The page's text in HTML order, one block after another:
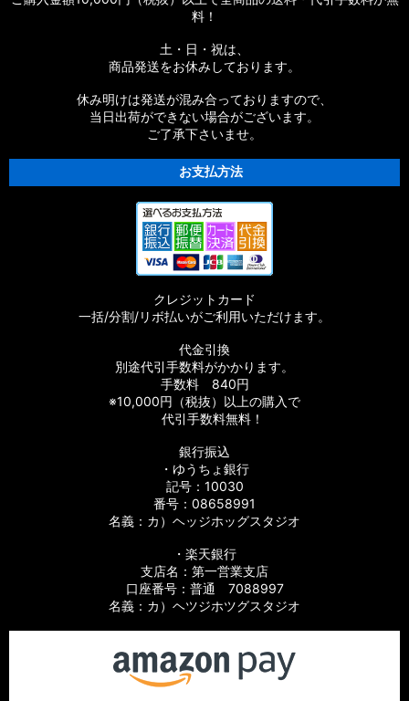
【シマノ】20ストラディックSW［STRADIC SW］対応 カスタ
【シマノ】18ストラディックSW［STRADIC SW］対応 カスタ
【シマノ】15-16ストラディック［STRADIC］対応 カスタムパ
【シマノ】17サステイン［SUSTAIN］対応 カスタムパーツ
【シマノ】11バイオマスター［BIOMASTER］対応 カスタムパ
【シマノ】08バイオマスター［BIOMASTER］対応 カスタムパ
【シマノ】06バイオマスターMg［BIOMASTER Mg］対応 カ
【シマノ】13-16バイオマスターSW［BIOMASTER SW］対応
【シマノ】10バイオマスターSW［BIOMASTER SW］対応 カ
【シマノ】19スフェロスSW［SPHEROS SW］対応 カスタム
【シマノ】21スフェロスSW［SPHEROS SW］対応 カスタム
【シマノ】14スフェロスSW［SPHEROS SW］対応 カスタム
料！
土・日・祝は、
商品発送をお休みしております。
休み明けは発送が混み合っておりますので、
当日出荷ができない場合がございます。
ご了承下さいませ。
お支払方法
クレジットカード
一括/分割/リボ払いがご利用いただけます。
代金引換
別途代引手数料がかかります。
手数料 840円
※10,000円（税抜）以上の購入で
代引手数料無料！
銀行振込
・ゆうちょ銀行
記号：10030
番号：08658991
名義：カ）ヘッジホッグスタジオ
・楽天銀行
支店名：第一営業支店
口座番号：普通 7088997
名義：カ）ヘツジホツグスタジオ